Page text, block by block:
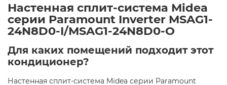
Настенная сплит-система Midea
серии Paramount Inverter MSAG1-
24N8D0-I/MSAG1-24N8D0-O
Для каких помещений подходит этот
кондиционер?
Настенная сплит-система Midea серии Paramount